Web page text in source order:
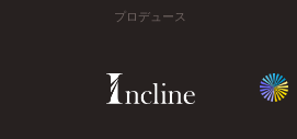
プロデュース